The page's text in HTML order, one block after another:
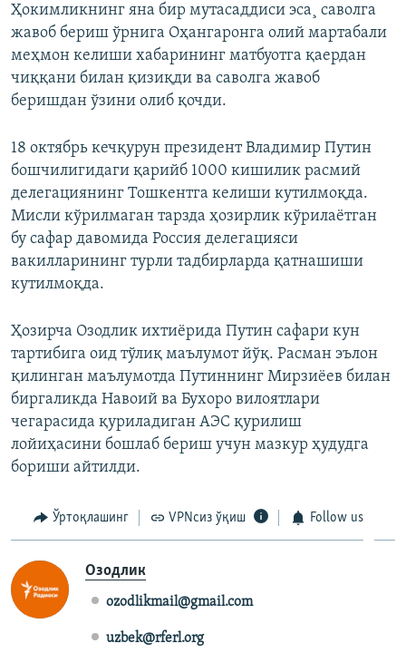
Ҳокимликнинг яна бир мутасаддиси эса¸ саволга
жавоб бериш ўрнига Оҳангаронга олий мартабали
меҳмон келиши хабарининг матбуотга қаердан
чиққани билан қизиқди ва саволга жавоб
беришдан ўзини олиб қочди.
18 октябрь кечқурун президент Владимир Путин
бошчилигидаги қарийб 1000 кишилик расмий
делегациянинг Тошкентга келиши кутилмоқда.
Мисли кўрилмаган тарзда ҳозирлик кўрилаëтган
бу сафар давомида Россия делегацияси
вакилларининг турли тадбирларда қатнашиши
кутилмоқда.
Ҳозирча Озодлик ихтиëрида Путин сафари кун
тартибига оид тўлиқ маълумот йўқ. Расман эълон
қилинган маълумотда Путиннинг Мирзиëев билан
биргаликда Навоий ва Бухоро вилоятлари
чегарасида қуриладиган АЭС қурилиш
лойиҳасини бошлаб бериш учун мазкур ҳудудга
бориши айтилди.
Ўртоқлашинг VPNсиз ўқиш Follow us
Озодлик
ozodlikmail@gmail.com
uzbek@rferl.org